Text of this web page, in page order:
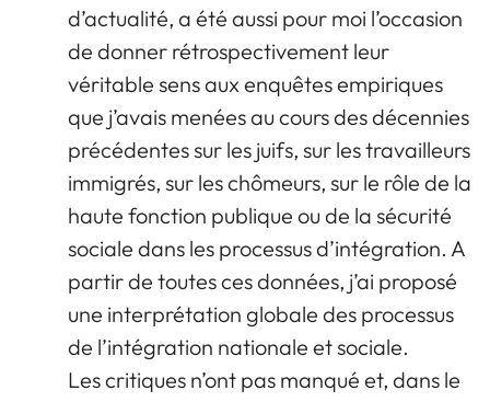
d’actualité, a été aussi pour moi l’occasion
de donner rétrospectivement leur
véritable sens aux enquêtes empiriques
que j’avais menées au cours des décennies
précédentes sur les juifs, sur les travailleurs
immigrés, sur les chômeurs, sur le rôle de la
haute fonction publique ou de la sécurité
sociale dans les processus d’intégration. A
partir de toutes ces données, j’ai proposé
une interprétation globale des processus
de l’intégration nationale et sociale.
Les critiques n’ont pas manqué et, dans le